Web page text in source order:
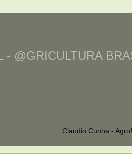
- @GRICULTURA
Claudio Cunha -